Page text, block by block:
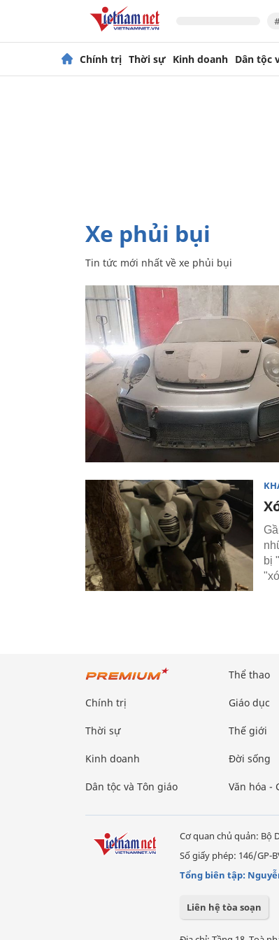
Chính trị Thời sự Kinh doanh Dân tộc
xe phủi bụi
Tin tức mới nhất về xe phủi bụi
bị
Chính trị
Thời sự
Kinh doanh
Dân tộc và Tôn giáo
Thể thao
Giáo dục
Thế giới
Đời sống
Văn hóa -
Cơ quan chủ quản: Bộ
Số giấy phép: 146/GP-
Tổng biên tập:
Liên hệ tòa soạn